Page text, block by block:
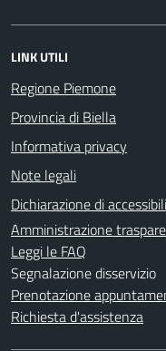
LINK UTILI
Regione Piemone
Provincia di Biella
Informativa privacy
Note legali
Dichiarazione di
Amministrazione
Leggi le FAQ
Segnalazione disservizio
Prenotazione
Richiesta d'assistenza